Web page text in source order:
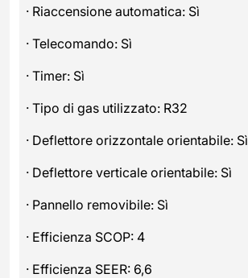
· Riaccensione automatica: Sì
· Telecomando: Sì
· Timer: Sì
· Tipo di gas utilizzato: R32
· Deflettore orizzontale orientabile: Sì
· Deflettore verticale orientabile: Sì
· Pannello removibile: Sì
· Efficienza SCOP: 4
· Efficienza SEER: 6,6